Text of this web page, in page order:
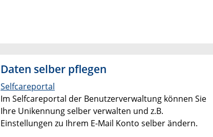
Daten selber pflegen
Selfcareportal
Im Selfcareportal der Benutzerverwaltung können Sie
Ihre Unikennung selber verwalten und z.B.
Einstellungen zu Ihrem E-Mail Konto selber ändern.